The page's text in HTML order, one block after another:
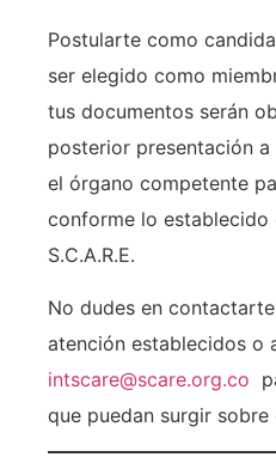
Postularte como
ser elegido como
tus documentos serán
posterior presentación a
el órgano competente
conforme lo establecido
S.C.A.R.E.
No dudes en
atención establecidos o
intscare@scare.org.co
que puedan surgir sobre